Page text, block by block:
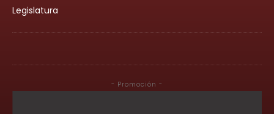
Legislatura
- Promoción -